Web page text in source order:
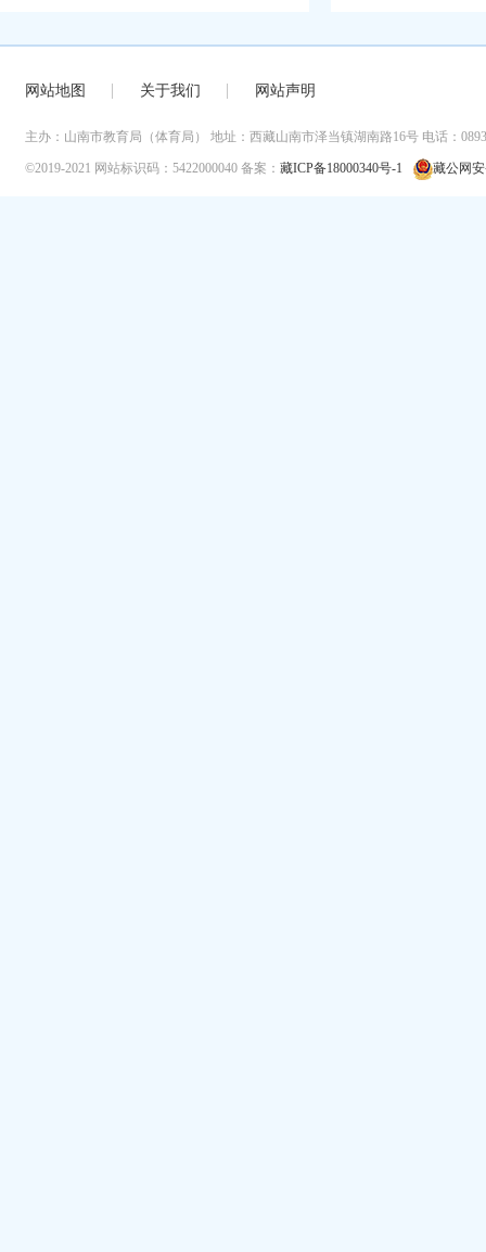
网站地图 关于我们 网站声明
主办：山南市教育局（体育局） 地址：西藏山南市泽当镇湖南路16号 电话：
©2019-2021 网站标识码：5422000040 备案： 藏ICP备18000340号-1 藏公网安